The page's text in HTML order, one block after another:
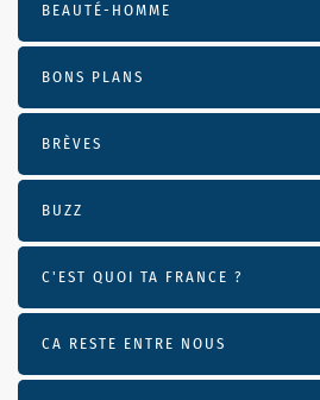
BEAUTÉ-HOMME
BONS PLANS
BRÈVES
BUZZ
C'EST QUOI TA FRANCE ?
CA RESTE ENTRE NOUS